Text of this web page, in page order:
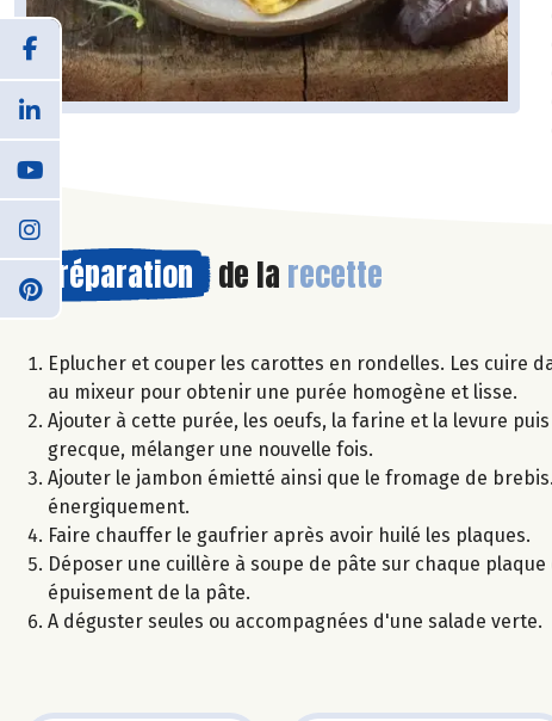
Préparation de la recette
Eplucher et couper les carottes en rondelles. Les cuire
au mixeur pour obtenir une purée homogène et lisse.
Ajouter à cette purée, les oeufs, la farine et la levure
grecque, mélanger une nouvelle fois.
Ajouter le jambon émietté ainsi que le fromage de
énergiquement.
Faire chauffer le gaufrier après avoir huilé les plaques.
Déposer une cuillère à soupe de pâte sur chaque
épuisement de la pâte.
A déguster seules ou accompagnées d'une salade verte.